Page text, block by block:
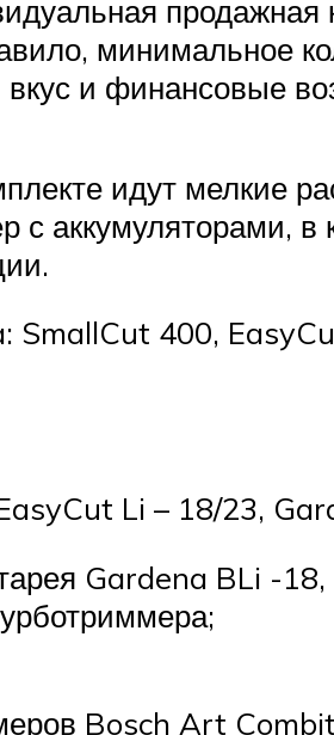
продажная
минимальное
и финансовые
идут мелкие
с аккумуляторами,
SmallCut 400,
Li – 18/23,
Gardena BLi -
Bosch Art